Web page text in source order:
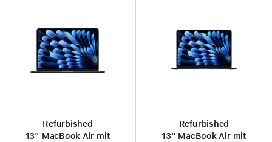
Refurbished
13" MacBook Air mit
Refurbished
13" MacBook Air mit